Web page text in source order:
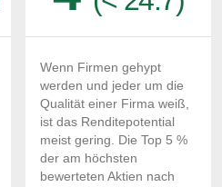
Wenn Firmen gehypt
werden und jeder um die
Qualität einer Firma weiß,
ist das Renditepotential
meist gering. Die Top 5 %
der am höchsten
bewerteten Aktien nach